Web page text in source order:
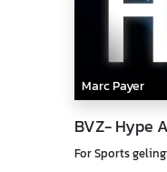
Marc Payer
BVZ- Hype
For Sports